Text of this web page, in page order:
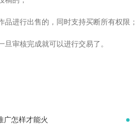
进行出售的，同时支持买断所有权限；
审核完成就可以进行交易了。
广怎样才能火